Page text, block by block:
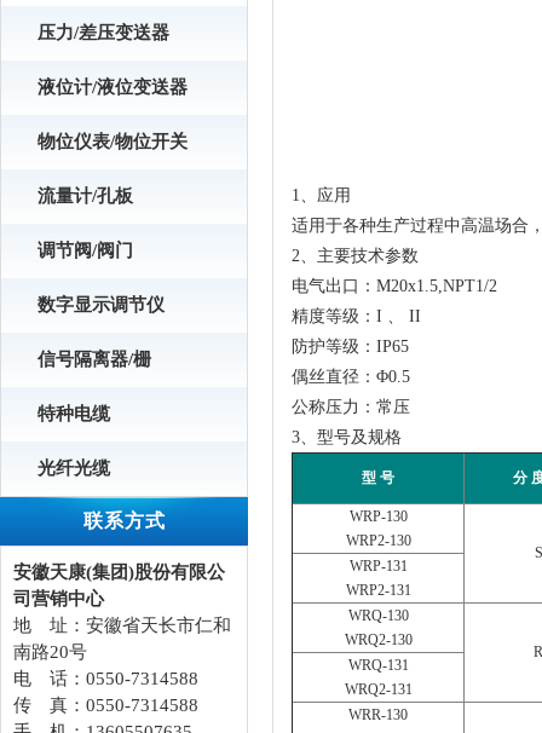
压力/差压变送器
液位计/液位变送器
物位仪表/物位开关
流量计/孔板
调节阀/阀门
数字显示调节仪
信号隔离器/栅
特种电缆
光纤光缆
联系方式
安徽天康(集团)股份有限公
司营销中心
地 址：安徽省天长市仁和
南路20号
电 话：0550-7314588
传 真：0550-7314588
1、应用
适用于各种生产过程中高温场合
2、主要技术参数
电气出口：M20x1.5,NPT1/2
精度等级：I 、 II
防护等级：IP65
偶丝直径：Φ0.5
公称压力：常压
3、型号及规格
型 号 分
WRP-130
WRP2-130
S
WRP-131
WRP2-131
WRQ-130
WRQ2-130
R
WRQ-131
WRQ2-131
WRR-130